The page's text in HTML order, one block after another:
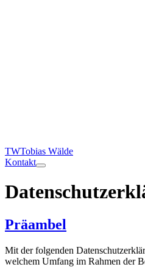
TWTobias Wälde
Kontakt
Präambel
Mit der folgenden
welchem Umfang im Rahmen der